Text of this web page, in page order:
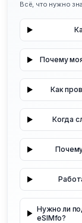
Всё, что нужно
Почему
Как
Когда
Нужно ли
eSIMfo?